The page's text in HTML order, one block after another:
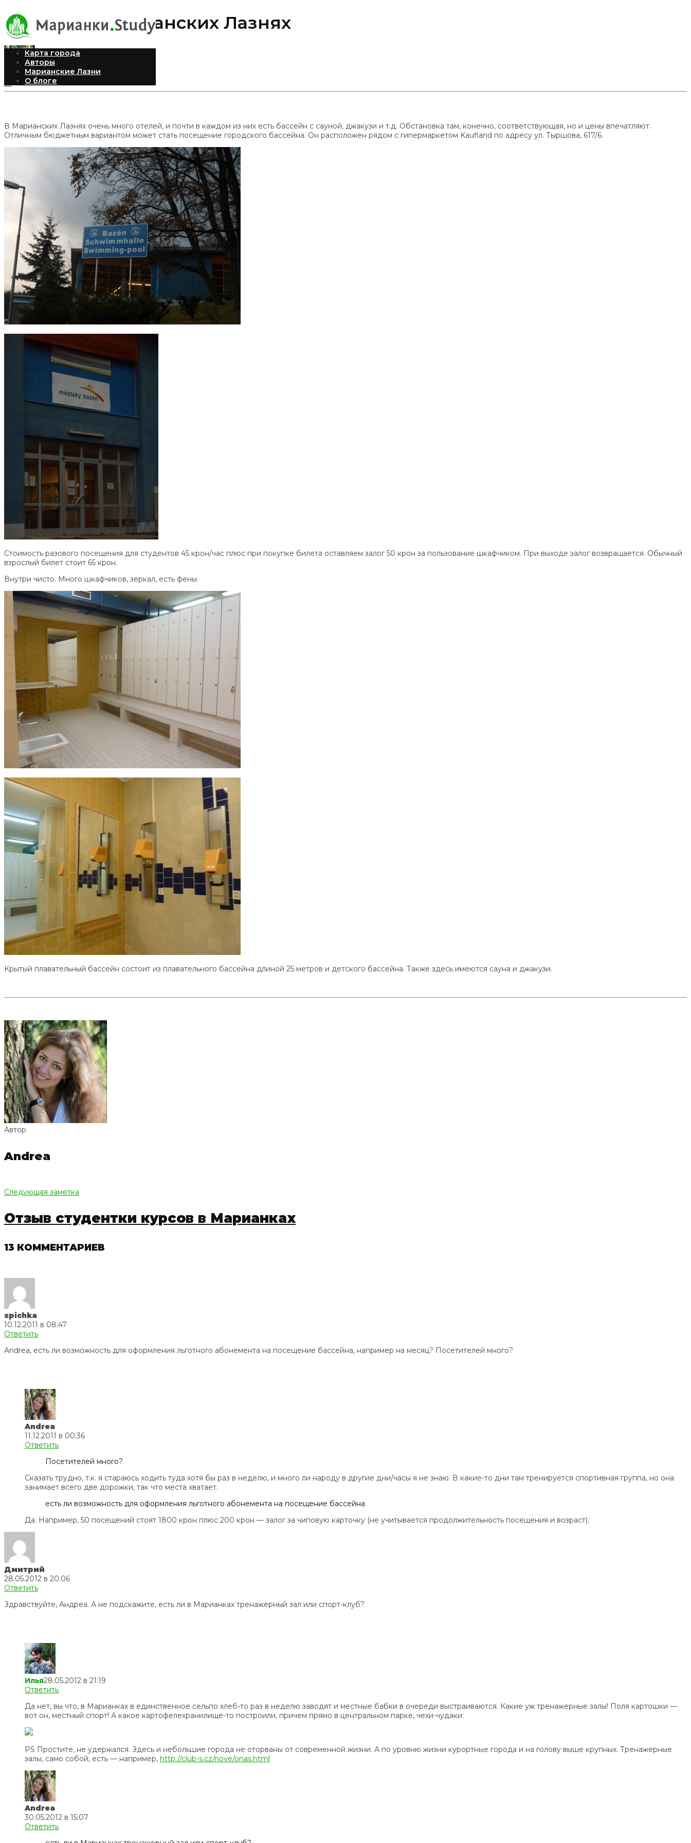
Карта города
Авторы
Марианские Лазни
О блоге
Бассейн в Марианских Лазнях
Andrea Опубликовано 09.12.2011
В Марианских Лазнях очень много отелей, и почти в каждом из них есть бассейн с сауной, джакузи и т.д. Обстановка там, конечно, соответствующая, но и цены впечатляют.
Отличным бюджетным вариантом может стать посещение городского бассейна. Он расположен рядом с гипермаркетом Kaufland по адресу ул. Тыршова, 617/6.
Стоимость разового посещения для студентов 45 крон/час плюс при покупке билета оставляем залог 50 крон за пользование шкафчиком. При выходе залог возвращается. Обычный
взрослый билет стоит 65 крон.
Внутри чисто. Много шкафчиков, зеркал, есть фены.
Крытый плавательный бассейн состоит из плавательного бассейна длиной 25 метров и детского бассейна. Также здесь имеются сауна и джакузи.
Автор
Andrea
Следующая заметка
Отзыв студентки курсов в Марианках
13 КОММЕНТАРИЕВ
spichka
10.12.2011 в 08:47
Ответить
Andrea, есть ли возможность для оформления льготного абонемента на посещение бассейна, например на месяц? Посетителей много?
Andrea
11.12.2011 в 00:36
Ответить
Посетителей много?
Сказать трудно, т.к. я стараюсь ходить туда хотя бы раз в неделю, и много ли народу в другие дни/часы я не знаю. В какие-то дни там тренируется спортивная группа, но она
занимает всего две дорожки, так что места хватает.
есть ли возможность для оформления льготного абонемента на посещение бассейна
Да. Например, 50 посещений стоят 1800 крон плюс 200 крон — залог за чиповую карточку (не учитывается продолжительность посещения и возраст).
Дмитрий
28.05.2012 в 20:06
Ответить
Здравствуйте, Андреа. А не подскажите, есть ли в Марианках тренажерный зал или спорт-клуб?
Илья28.05.2012 в 21:19
Ответить
Да нет, вы что, в Марианках в единственное сельпо хлеб-то раз в неделю заводят и местные бабки в очереди выстраиваются. Какие уж тренажерные залы! Поля картошки —
вот он, местный спорт! А какое картофелехранилище-то построили, причем прямо в центральном парке, чехи-чудаки:
PS Простите, не удержался. Здесь и небольшие города не оторваны от современной жизни. А по уровню жизни курортные города и на голову выше крупных. Тренажерные
залы, само собой, есть — например, http://club-s.cz/nove/onas.html
Andrea
30.05.2012 в 15:07
Ответить